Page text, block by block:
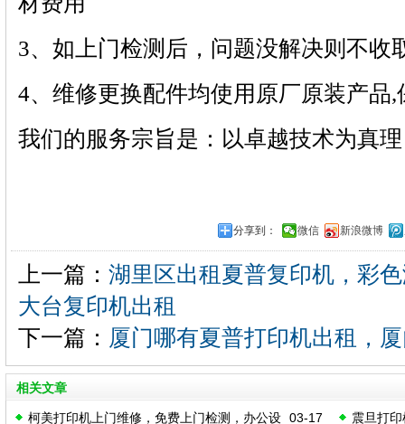
3、如上门检测后，问题没解决则不收
4、维修更换配件均使用原厂原装产品,
我们的服务宗旨是：以卓越技术为真
分享到： 微信 新浪微博
上一篇： 湖里区出租夏普复印机，彩
大台复印机出租
下一篇： 厦门哪有夏普打印机出租，
相关文章
03-17
柯美打印机上门维修，免费上门检测，办公设
震旦打